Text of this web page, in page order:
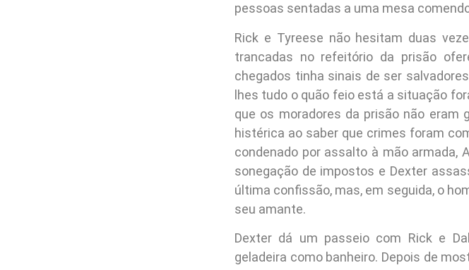
pessoas sentadas a uma mesa
Rick e Tyreese não hesitam duas
trancadas no refeitório da prisão
chegados tinha sinais de ser
lhes tudo o quão feio está a situação
que os moradores da prisão não eram
histérica ao saber que crimes foram
condenado por assalto à mão armada,
sonegação de impostos e Dexter
última confissão, mas, em seguida, o
seu amante.
Dexter dá um passeio com Rick e
geladeira como banheiro. Depois de